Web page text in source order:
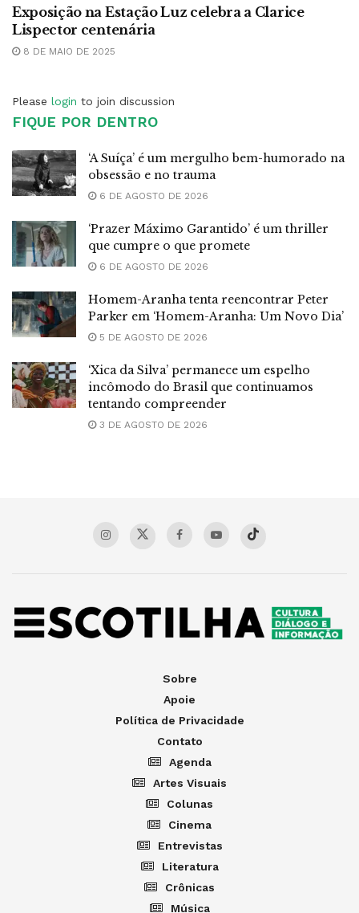
Exposição na Estação Luz celebra a Clarice
Lispector centenária
8 DE MAIO DE 2025
Please login to join discussion
FIQUE POR DENTRO
‘A Suíça’ é um mergulho bem-humorado na
obsessão e no trauma
6 DE AGOSTO DE 2026
‘Prazer Máximo Garantido’ é um thriller
que cumpre o que promete
6 DE AGOSTO DE 2026
Homem-Aranha tenta reencontrar Peter
Parker em ‘Homem-Aranha: Um Novo Dia’
5 DE AGOSTO DE 2026
‘Xica da Silva’ permanece um espelho
incômodo do Brasil que continuamos
tentando compreender
3 DE AGOSTO DE 2026
Sobre
Apoie
Política de Privacidade
Contato
Agenda
Artes Visuais
Colunas
Cinema
Entrevistas
Literatura
Crônicas
Música